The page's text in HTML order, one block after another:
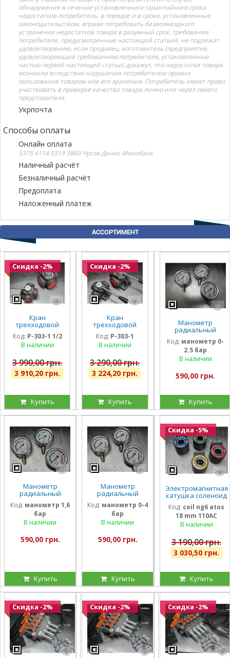
обнаружения в течение установленного гарантийного срока
недостатков потребитель, в порядке и в сроки, установленные
законодательством, вправе потребовать безвозмездного
устранения недостатков товара в разумный срок. требования
потребителя, предусмотренные настоящей статьей, не подлежат
удовлетворению, если продавец, изготовитель (предприятие,
удовлетворяющее требованиям потребителя, установленные
частью первой настоящей статьи) докажут, что недостатки товара
возникли вследствие нарушения потребителем правил
пользования товаром или его хранения. Потребитель имеет право
участвовать в проверке качества товара лично или через своего
представителя.
Укрпочта
Способы оплаты
Онлайн оплата
5375 4114 0319 3860 Чусов Денис Монобанк
Наличный расчёт
Безналичный расчёт
Предоплата
Наложенный платеж
АССОРТИМЕНТ
Скидка -2%
Кран
трехходовой
гидравлический
Badestnost G1
1/2, 1 1/2 дюйма,
мин
Код: P-303-1 1/2
В наличии
3 990,00 грн.
3 910,20 грн.
Купить
Скидка -2%
Кран
трехходовой
гидравлический
Badestnost G1
1″, 350 бар, 180
дивертор
Код: P-303-1
В наличии
3 290,00 грн.
3 224,20 грн.
Купить
Манометр
радиальный
глицириновый
виброустойчивый
63мм 0-2,5 Бар
Италия
Код: манометр 0-
2.5 бар
В наличии
590,00 грн.
Купить
Манометр
радиальный
глицириновый
виброустойчивый
63мм 1,6 Бар
Италия
Код: манометр 1,6
бар
В наличии
590,00 грн.
Купить
Манометр
радиальный
глицириновый
виброустойчивый
63мм 0-4 Бар
Италия
Код: манометр 0-4
бар
В наличии
590,00 грн.
Купить
Скидка -5%
Электромагнитная
катушка соленоид
Atos 110 Вольт
внутренний
диаметр 18мм
длина 40 мм
Код: coil ng6 atos
18 mm 110AC
В наличии
3 190,00 грн.
3 030,50 грн.
Купить
Скидка -2% Скидка -2% Скидка -2%